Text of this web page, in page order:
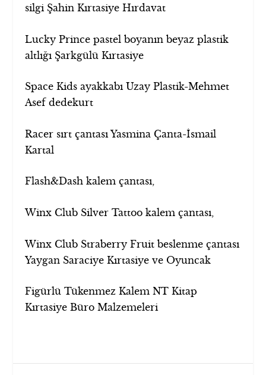
silgi Şahin Kırtasiye Hırdavat
Lucky Prince pastel boyanın beyaz plastik
altlığı Şarkgülü Kırtasiye
Space Kids ayakkabı Uzay Plastik-Mehmet
Asef dedekurt
Racer sırt çantası Yasmina Çanta-İsmail
Kartal
Flash&Dash kalem çantası,
Winx Club Silver Tattoo kalem çantası,
Winx Club Straberry Fruit beslenme çantası
Yaygan Saraciye Kırtasiye ve Oyuncak
Figürlü Tükenmez Kalem NT Kitap
Kırtasiye Büro Malzemeleri